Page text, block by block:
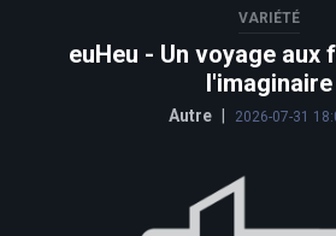
VARIÉTÉ
euHeu - Un voyage aux
l'imaginaire
Autre 2026-07-31